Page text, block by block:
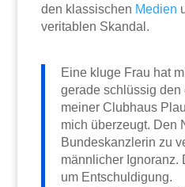
den klassischen Medien
veritablen Skandal.
Eine kluge Frau hat
gerade schlüssig
meiner Clubhaus
mich überzeugt. Den
Bundeskanzlerin zu
männlicher Ignoranz.
um Entschuldigung.